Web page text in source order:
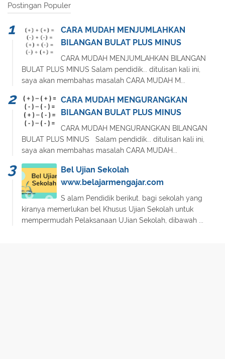
Postingan Populer
CARA MUDAH MENJUMLAHKAN
BILANGAN BULAT PLUS MINUS
CARA MUDAH MENJUMLAHKAN BILANGAN
BULAT PLUS MINUS Salam pendidik... ditulisan kali ini,
saya akan membahas masalah CARA MUDAH M...
CARA MUDAH MENGURANGKAN
BILANGAN BULAT PLUS MINUS
CARA MUDAH MENGURANGKAN BILANGAN
BULAT PLUS MINUS Salam pendidik... ditulisan kali ini,
saya akan membahas masalah CARA MUDAH...
Bel Ujian Sekolah
www.belajarmengajar.com
S alam Pendidik berikut. bagi sekolah yang
kiranya memerlukan bel Khusus Ujian Sekolah untuk
mempermudah Pelaksanaan UJian Sekolah, dibawah ...